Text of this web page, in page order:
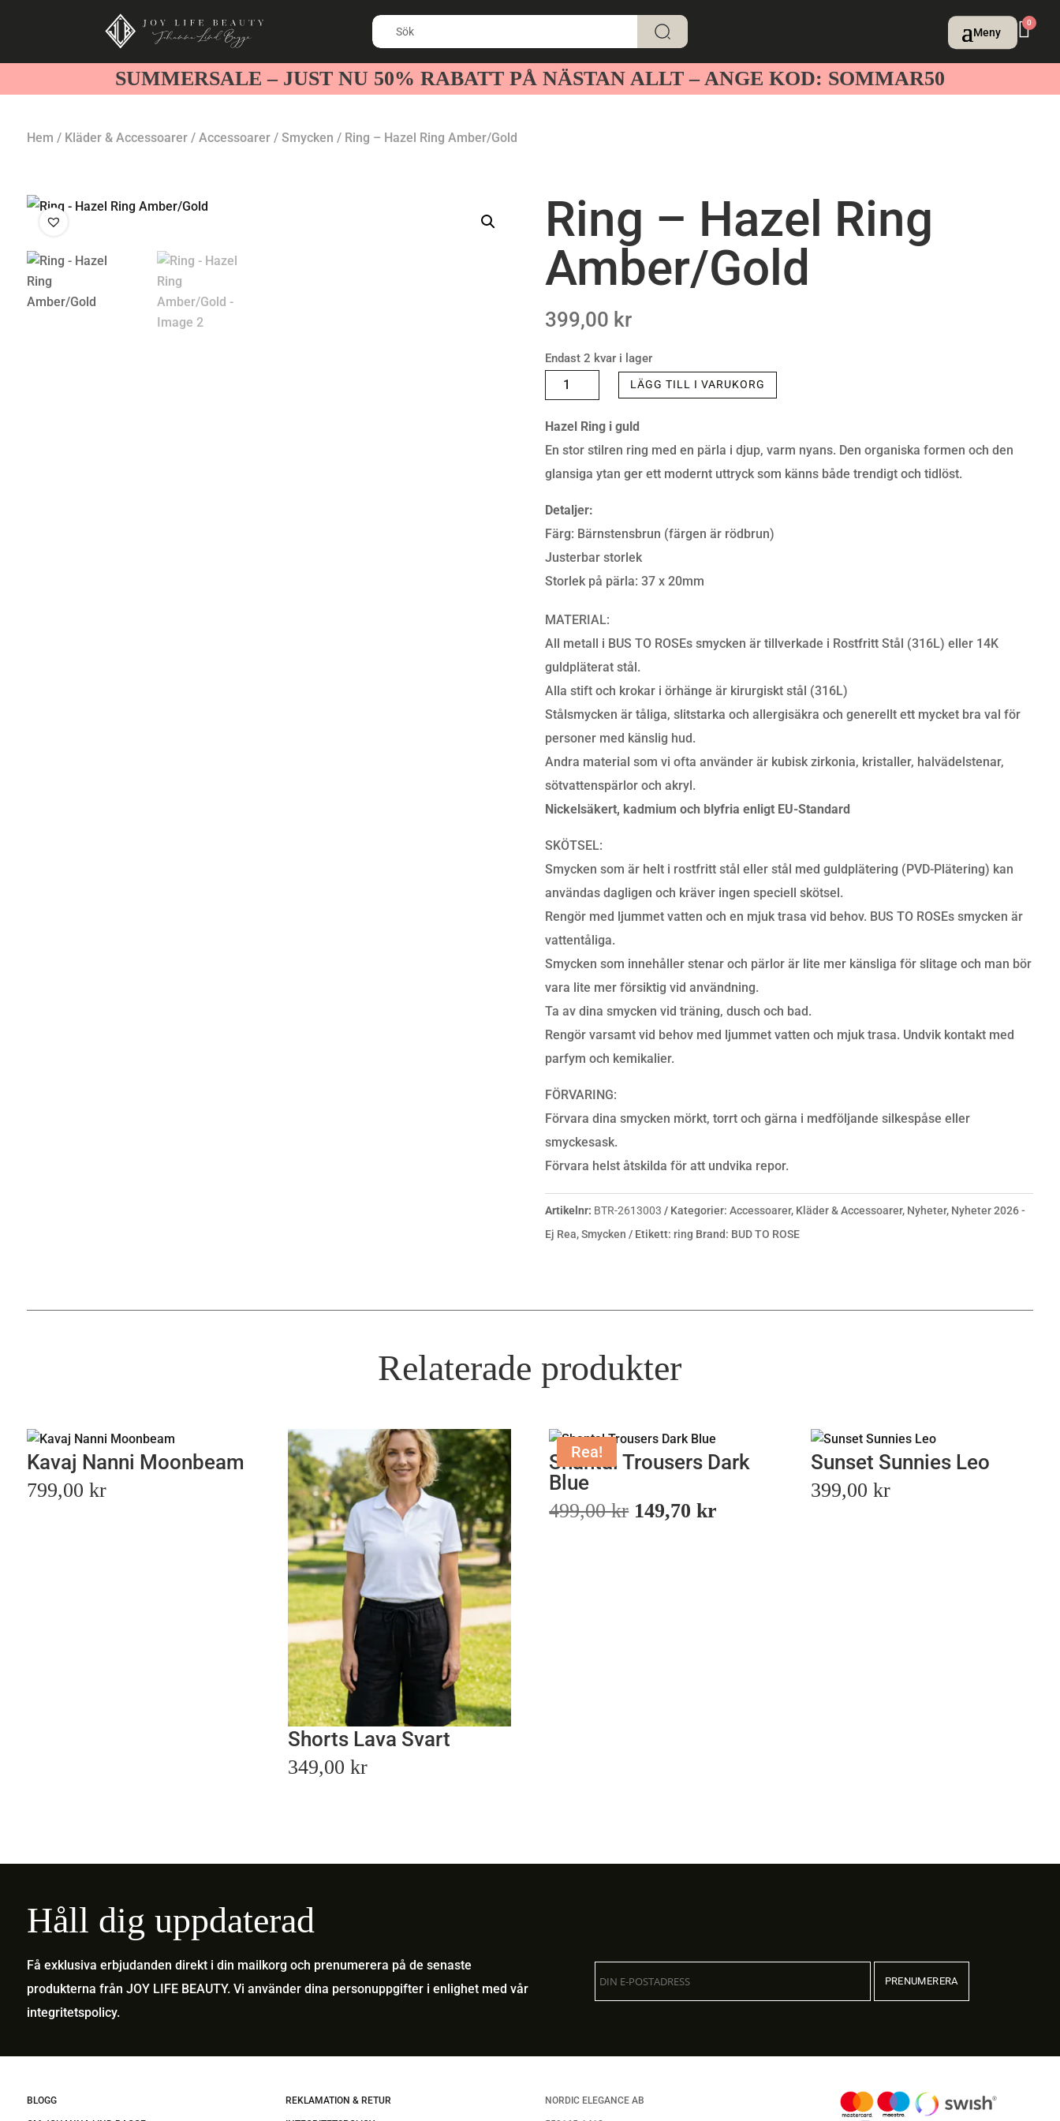
0
SUMMERSALE – JUST NU 50% RABATT PÅ NÄSTAN ALLT – ANGE KOD: SOMMAR50
Hem / Kläder & Accessoarer/ Accessoarer/ Smycken / Ring – Hazel Ring Amber/Gold
Ring – Hazel Ring
Amber/Gold
399,00 kr
Endast 2 kvar i lager
RING
-
HAZEL
RING
AMBER/GOLD
LÄGG TILL I VARUKORG
Hazel Ring i guld
En stor stilren ring med en pärla i djup, varm nyans. Den organiska formen och den
glansiga ytan ger ett modernt uttryck som känns både trendigt och tidlöst.
Detaljer:
Färg: Bärnstensbrun (färgen är rödbrun)
Justerbar storlek
Storlek på pärla: 37 x 20mm
MATERIAL:
All metall i BUS TO ROSEs smycken är tillverkade i Rostfritt Stål (316L) eller 14K
guldpläterat stål.
Alla stift och krokar i örhänge är kirurgiskt stål (316L)
Stålsmycken är tåliga, slitstarka och allergisäkra och generellt ett mycket bra val för
personer med känslig hud.
Andra material som vi ofta använder är kubisk zirkonia, kristaller, halvädelstenar,
sötvattenspärlor och akryl.
Nickelsäkert, kadmium och blyfria enligt EU-Standard
SKÖTSEL:
Smycken som är helt i rostfritt stål eller stål med guldplätering (PVD-Plätering) kan
användas dagligen och kräver ingen speciell skötsel.
Rengör med ljummet vatten och en mjuk trasa vid behov. BUS TO ROSEs smycken är
vattentåliga.
Smycken som innehåller stenar och pärlor är lite mer känsliga för slitage och man bör
vara lite mer försiktig vid användning.
Ta av dina smycken vid träning, dusch och bad.
Rengör varsamt vid behov med ljummet vatten och mjuk trasa. Undvik kontakt med
parfym och kemikalier.
FÖRVARING:
Förvara dina smycken mörkt, torrt och gärna i medföljande silkespåse eller
smyckesask.
Förvara helst åtskilda för att undvika repor.
Artikelnr: BTR-2613003 Kategorier:Accessoarer, Kläder & Accessoarer, Nyheter, Nyheter 2026 -
Ej Rea,Smycken Etikett: ring Brand: BUD TO ROSE
Relaterade produkter
Kavaj Nanni Moonbeam
799,00 kr
Shorts Lava Svart
349,00 kr
Rea!
Shantal Trousers Dark
Blue
499,00kr Det
149,70kr
Sunset Sunnies Leo
399,00 kr
Håll dig uppdaterad
Få exklusiva erbjudanden direkt i din mailkorg och prenumerera på de senaste
produkterna från JOY LIFE BEAUTY. Vi använder dina personuppgifter i enlighet med vår
integritetspolicy.
BLOGG REKLAMATION & RETUR NORDIC ELEGANCE AB